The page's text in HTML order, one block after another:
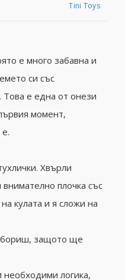
Tini Toys
е много забавна и
си със
Това е една от онези
момент,
Хвърли
плочка със
кулата и я сложи на
защото ще
необходими логика,